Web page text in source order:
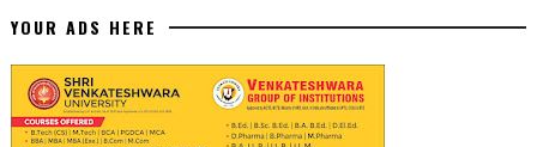
YOUR ADS HERE